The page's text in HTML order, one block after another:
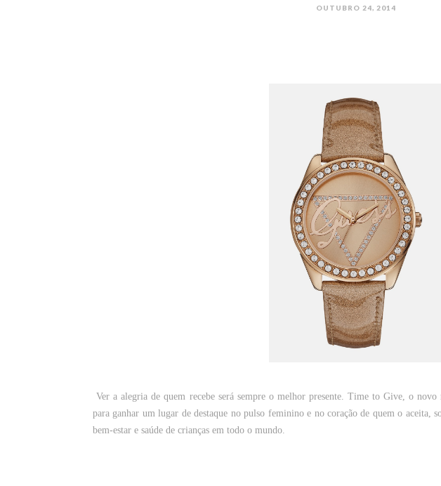
OUTUBRO 24, 2014
Ver a alegria de quem recebe será sempre o melhor presente.Time to Give, o novo
para ganhar um lugar de destaque no pulso feminino e no coração de quem o aceita,
bem-estar e saúde de crianças em todo o mundo.